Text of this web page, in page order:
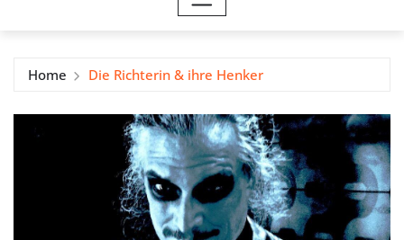
Home Die Richterin & ihre Henker